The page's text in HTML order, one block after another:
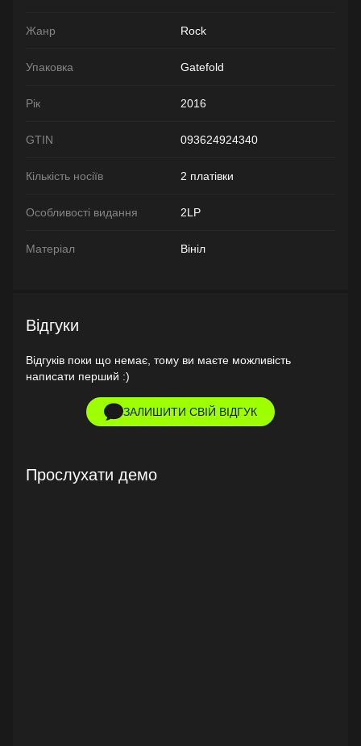
Жанр Rock
Упаковка Gatefold
Рік 2016
GTIN 093624924340
Кількість носіїв 2 платівки
Особливості видання 2LP
Матеріал Вініл
Відгуки
Відгуків поки що немає, тому ви маєте можливість
написати перший :)
ЗАЛИШИТИ СВІЙ ВІДГУК
Прослухати демо